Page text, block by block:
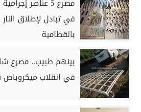
مصرع 5 عناصر
في تبادل لإطلاق
بالقطامية
في انقلاب ميكروباص